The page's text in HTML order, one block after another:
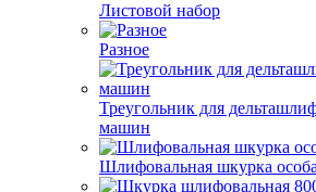
Листовой набор
Разное
Треугольник для
машин
Шлифовальная шкурка